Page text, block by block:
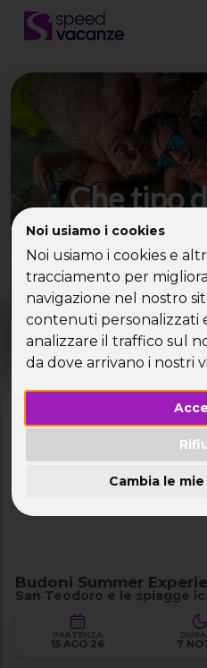
Noi usiamo i cookies
Noi usiamo i cookies e
tracciamento per
navigazione nel nostro
contenuti personalizzati
analizzare il traffico sul
da dove arrivano i nostri
Cambia le
Che tipo
Scegli la tua
di Speed
Dove?
Budoni Summer
San Teodoro e le spiagge
PARTENZA
15 AGO 26 7